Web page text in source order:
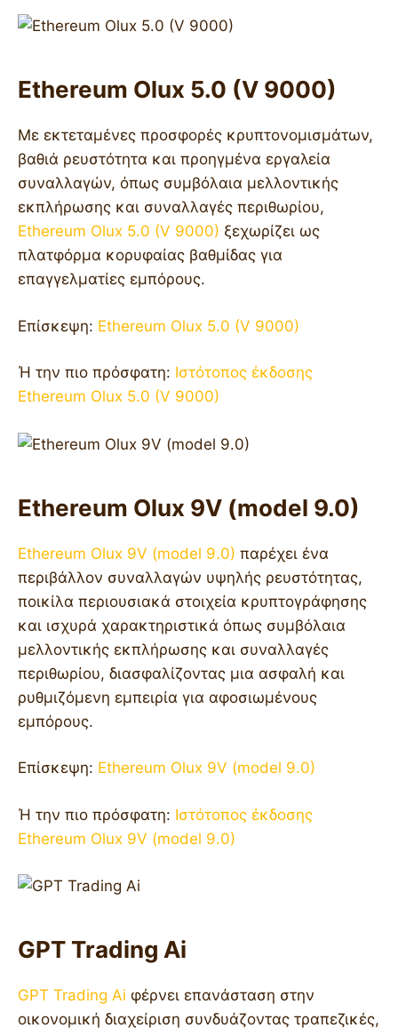
Ethereum Olux 5.0 (V 9000)
Με εκτεταμένες προσφορές κρυπτονομισμάτων,
βαθιά ρευστότητα και προηγμένα εργαλεία
συναλλαγών, όπως συμβόλαια μελλοντικής
εκπλήρωσης και συναλλαγές περιθωρίου,
Ethereum Olux 5.0 (V 9000) ξεχωρίζει ως
πλατφόρμα κορυφαίας βαθμίδας για
επαγγελματίες εμπόρους.
Επίσκεψη: Ethereum Olux 5.0 (V 9000)
Ή την πιο πρόσφατη: Ιστότοπος έκδοσης
Ethereum Olux 5.0 (V 9000)
Ethereum Olux 9V (model 9.0)
Ethereum Olux 9V (model 9.0) παρέχει ένα
περιβάλλον συναλλαγών υψηλής ρευστότητας,
ποικίλα περιουσιακά στοιχεία κρυπτογράφησης
και ισχυρά χαρακτηριστικά όπως συμβόλαια
μελλοντικής εκπλήρωσης και συναλλαγές
περιθωρίου, διασφαλίζοντας μια ασφαλή και
ρυθμιζόμενη εμπειρία για αφοσιωμένους
εμπόρους.
Επίσκεψη: Ethereum Olux 9V (model 9.0)
Ή την πιο πρόσφατη: Ιστότοπος έκδοσης
Ethereum Olux 9V (model 9.0)
GPT Trading Ai
GPT Trading Ai φέρνει επανάσταση στην
οικονομική διαχείριση συνδυάζοντας τραπεζικές,